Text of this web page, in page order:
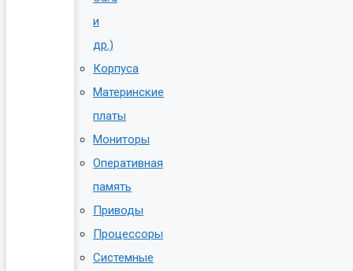
и
др.)
Корпуса
Материнские
платы
Мониторы
Оперативная
память
Приводы
Процессоры
Системные